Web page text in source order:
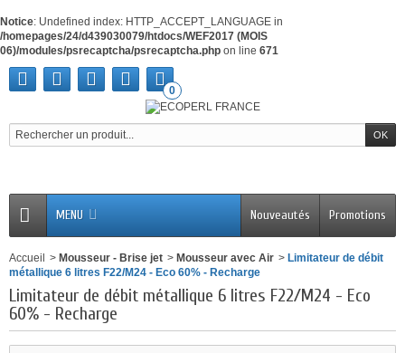
Notice: Undefined index: HTTP_ACCEPT_LANGUAGE in
/homepages/24/d439030079/htdocs/WEF2017 (MOIS
06)/modules/psrecaptcha/psrecaptcha.php on line 671
0
MENU Promotions
Nouveautés
Accueil > Mousseur - Brise jet > Mousseur avec Air > Limitateur de débit
métallique 6 litres F22/M24 - Eco 60% - Recharge
Limitateur de débit métallique 6 litres F22/M24 - Eco
60% - Recharge